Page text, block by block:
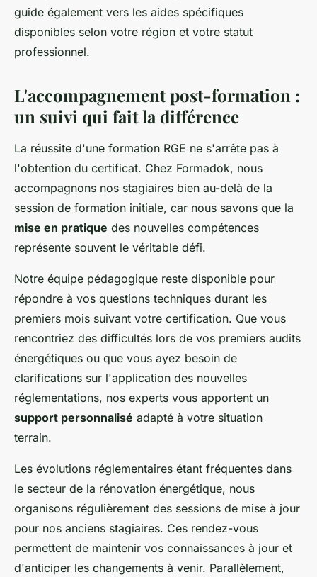
guide également vers les aides spécifiques
disponibles selon votre région et votre statut
professionnel.
L'accompagnement post-formation :
un suivi qui fait la différence
La réussite d'une formation RGE ne s'arrête pas à
l'obtention du certificat. Chez Formadok, nous
accompagnons nos stagiaires bien au-delà de la
session de formation initiale, car nous savons que la
mise en pratique des nouvelles compétences
représente souvent le véritable défi.
Notre équipe pédagogique reste disponible pour
répondre à vos questions techniques durant les
premiers mois suivant votre certification. Que vous
rencontriez des difficultés lors de vos premiers audits
énergétiques ou que vous ayez besoin de
clarifications sur l'application des nouvelles
réglementations, nos experts vous apportent un
support personnalisé adapté à votre situation
terrain.
Les évolutions réglementaires étant fréquentes dans
le secteur de la rénovation énergétique, nous
organisons régulièrement des sessions de mise à jour
pour nos anciens stagiaires. Ces rendez-vous
permettent de maintenir vos connaissances à jour et
d'anticiper les changements à venir. Parallèlement,